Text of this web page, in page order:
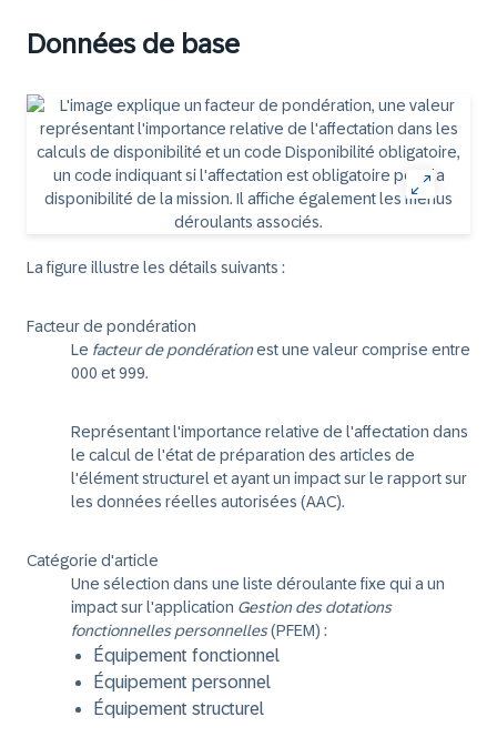
Données de base
La figure illustre les détails suivants :
Facteur de pondération
Le facteur de pondérationest une valeur comprise entre
000 et 999.
Représentant l'importance relative de l'affectation dans
le calcul de l'état de préparation des articles de
l'élément structurel et ayant un impact sur le rapport sur
les données réelles autorisées (AAC).
Catégorie d'article
Une sélection dans une liste déroulante fixe qui a un
impact sur l'application Gestion des dotations
fonctionnelles personnelles(PFEM) :
Équipement fonctionnel
Équipement personnel
Équipement structurel